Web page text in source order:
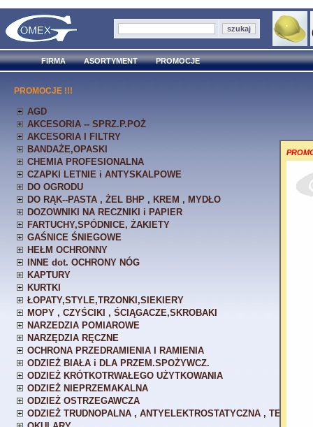
FIRMA ASORTYMENT PROMOCJE
PROMOCJE !!!
AGD
AKCESORIA -- SPRZ.P.POŻ
AKCESORIA I FILTRY
BANDAŻE,OPASKI
CHEMIA PROFESIONALNA
CZAPKI LETNIE i ANTYSKALPOWE
DO OGRODU
DO RĄK--PASTA , ŻEL BHP , KREM , MYDŁO
DOZOWNIKI NA RECZNIKI i PAPIER
FARTUCHY,SPÓDNICE, ŻAKIETY
GAŚNICE ŚNIEGOWE
HEŁM OCHRONNY
INNE dot. OCHRONY NÓG
KAPTURY
KURTKI
ŁOPATY,STYLE,TRZONKI,SIEKIERY
MOPY , CZYŚCIKI , ŚCIĄGACZE,SKROBAKI
NARZEDZIA POMIAROWE
NARZĘDZIA RĘCZNE
OCHRONA PRZEDRAMIENIA I RAMIENIA
ODZIEŻ BIAŁA i DLA PRZEM.SPOŻYWCZ.
ODZIEŻ KRÓTKOTRWAŁEGO UŻYTKOWANIA
ODZIEŻ NIEPRZEMAKALNA
ODZIEŻ OSTRZEGAWCZA
ODZIEŻ TRUDNOPALNA , ANTYELEKTROSTATYCZNA , TERMO-